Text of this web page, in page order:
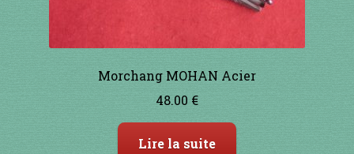
Morchang MOHAN Acier
48.00 €
Lire la suite